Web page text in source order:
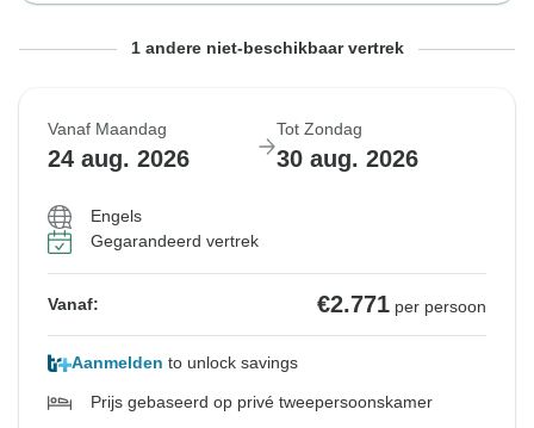
Vanaf Vrijdag Tot Donderdag
Uitverkocht
1 andere niet-beschikbaar vertrek
Vanaf Maandag
24 aug. 2026
Tot Zondag
30 aug. 2026
Engels
Gegarandeerd vertrek
Vanaf: €2.771 per persoon
Aanmelden to unlock savings
Prijs gebaseerd op privé tweepersoonskamer